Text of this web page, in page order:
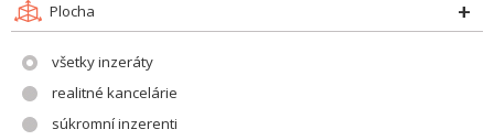
Plocha
všetky inzeráty
realitné kancelárie
súkromní inzerenti